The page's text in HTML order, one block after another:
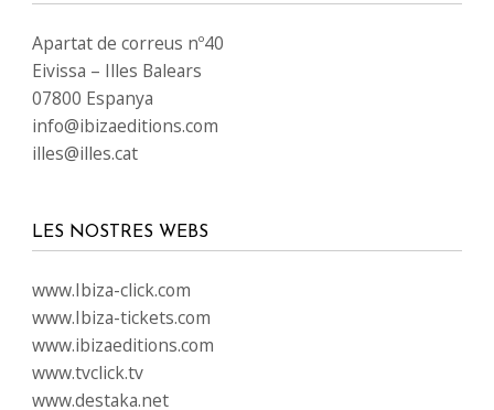
Apartat de correus nº40
Eivissa – Illes Balears
07800 Espanya
info@ibizaeditions.com
illes@illes.cat
LES NOSTRES WEBS
www.Ibiza-click.com
www.Ibiza-tickets.com
www.ibizaeditions.com
www.tvclick.tv
www.destaka.net